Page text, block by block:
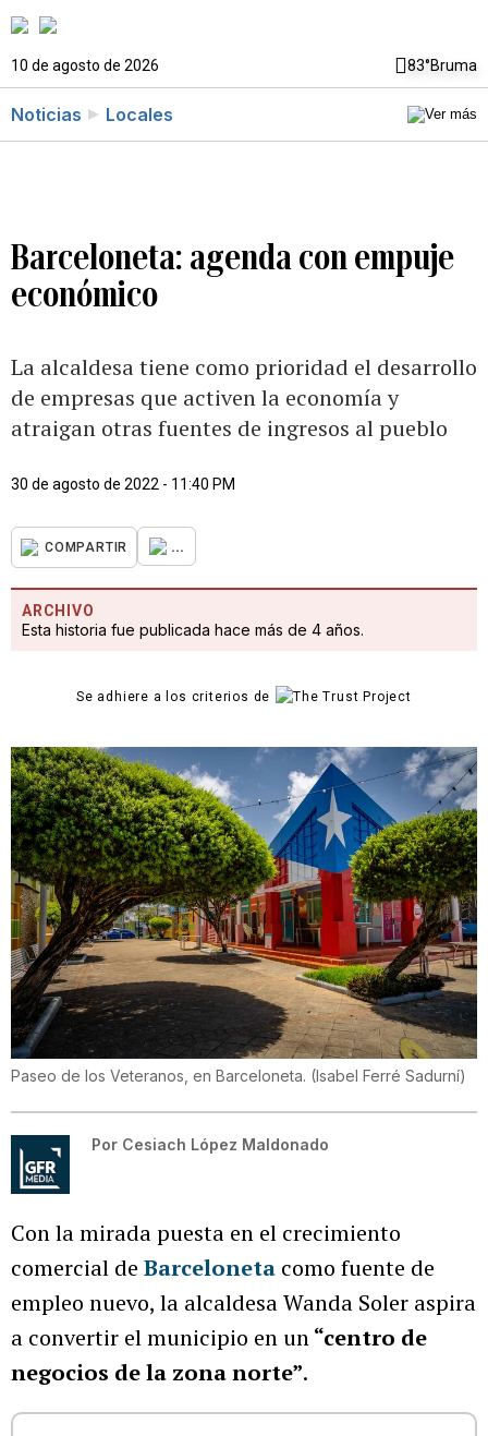
10 de agosto de 2026 83°Bruma
Noticias Locales
Barceloneta: agenda con empuje
económico
La alcaldesa tiene como prioridad el desarrollo
de empresas que activen la economía y
atraigan otras fuentes de ingresos al pueblo
30 de agosto de 2022 - 11:40 PM
COMPARTIR ...
ARCHIVO
Esta historia fue publicada hace más de 4 años.
Se adhiere a los criterios de
Paseo de los Veteranos, en Barceloneta. (Isabel Ferré Sadurní)
Por Cesiach López Maldonado
Con la mirada puesta en el crecimiento
comercial de Barceloneta como fuente de
empleo nuevo, la alcaldesa Wanda Soler aspira
a convertir el municipio en un“centro de
negocios de la zona norte”.